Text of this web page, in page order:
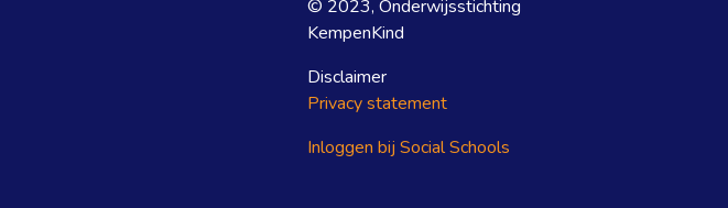
© 2023, Onderwijsstichting
KempenKind
Disclaimer
Privacy statement
Inloggen bij Social Schools